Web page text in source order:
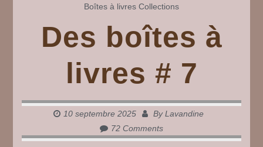
Boîtes à livres Collections
Des boîtes à
livres # 7
10 septembre 2025 ByLavandine
72 Comments